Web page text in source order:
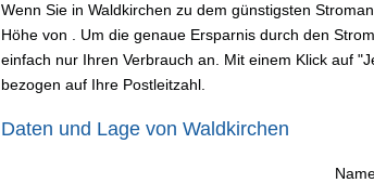
Wenn Sie in Waldkirchen zu dem günstigsten
Höhe von . Um die genaue Ersparnis durch den
einfach nur Ihren Verbrauch an. Mit einem Klick auf
bezogen auf Ihre Postleitzahl.
Daten und Lage von Waldkirchen